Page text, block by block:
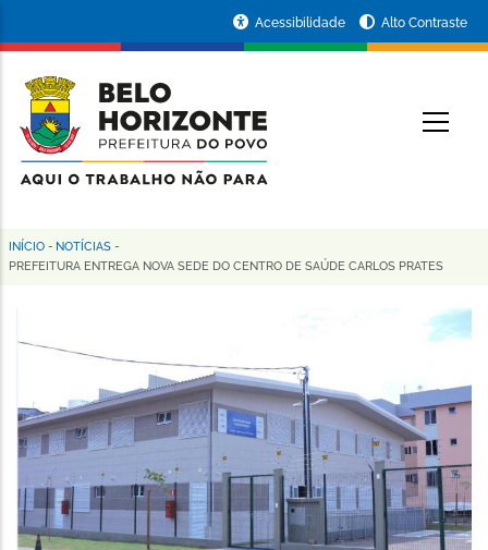
conteúdo
principal
da
Prefeitura
de
Horizonte
Acessibilidade Alto Contraste
Trilha
navegação
INÍCIO - NOTÍCIAS -
PREFEITURA ENTREGA NOVA SEDE DO CENTRO DE SAÚDE CARLOS PRATES